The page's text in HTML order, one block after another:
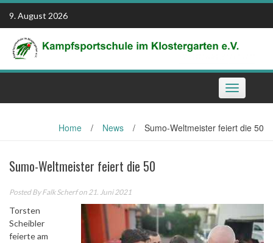
Skip
content
9. August 2026
Toggle
navigation
Home / News / Sumo-Weltmeister feiert die 50
Sumo-Weltmeister feiert die 50
Posted ByFalk Scherfon 21. Juni 2021
Torsten
Scheibler
feierte am